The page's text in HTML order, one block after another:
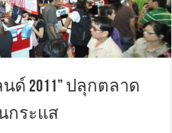
ด์ 2011” ปลุกตลาด
กระแส